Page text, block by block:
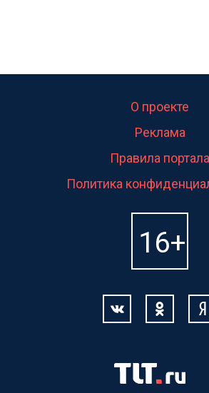
О проекте
Реклама
Правила портала
Политика